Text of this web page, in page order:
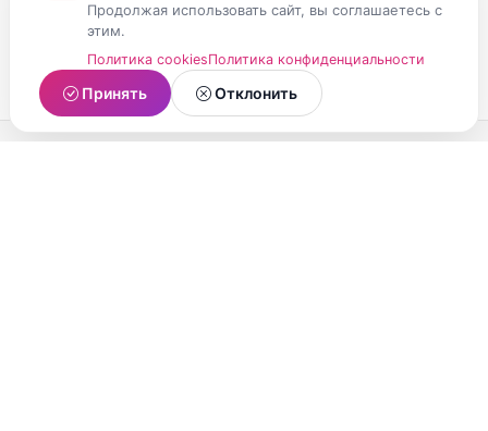
Продолжая использовать сайт, вы соглашаетесь с
этим.
Политика cookiesПолитика конфиденциальности
Принять Отклонить